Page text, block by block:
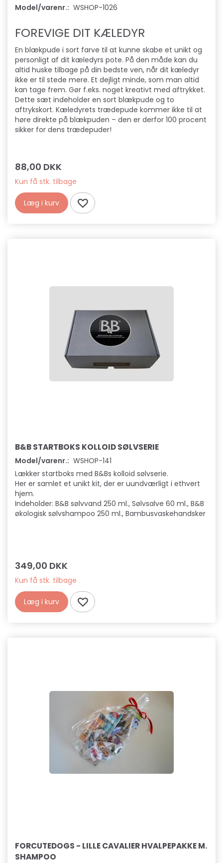
Model/varenr.: WSHOP-1026
FOREVIGE DIT KÆLEDYR
En blækpude i sort farve til at kunne skabe et unikt og
personligt af dit kæledyrs pote. På den måde kan du
altid huske tilbage på din bedste ven, når dit kæledyr
ikke er til stede mere. Et dejligt minde, som man altid
kan tage frem. Gør f.eks. noget kreativt med aftrykket.
Dette sæt indeholder en sort blækpude og to
aftrykskort. Kæledyrets trædepude kommer ikke til at
høre direkte på blækpuden – den er derfor 100 procent
sikker for dens trædepuder!
88,00 DKK
Kun få stk. tilbage
Læg i kurv
B&B STARTBOKS KOLLOID SØLVSERIE
Model/varenr.: WSHOP-141
Lækker startboks med B&Bs kolloid sølvserie.
Her er samlet et unikt kit, der er uundværligt i ethvert
hjem.
Indeholder: B&B sølvvand 250 ml., Sølvsalve 60 ml., B&B
økologisk sølvshampoo 250 ml., Bambusvaskehandsker
349,00 DKK
Kun få stk. tilbage
Læg i kurv
FORCUTEDOGS - LILLE CAVALIER HVALPEPAKKE M.
SHAMPOO